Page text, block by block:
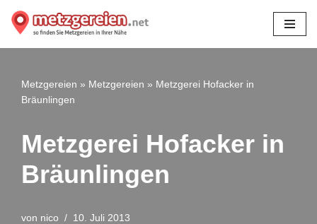
Zum
Metzgereien » Metzgereien » Metzgerei Hofacker in
Bräunlingen
Metzgerei Hofacker in
Bräunlingen
von nico 10. Juli 2013